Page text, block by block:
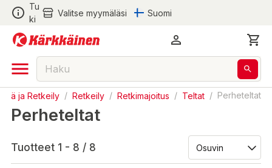
Tu
ki
Valitse myymäläsi Suomi
Erä ja Retkeily / Retkeily / Retkimajoitus / Teltat / Perheteltat
Perheteltat
Tuotteet 1 - 8 / 8